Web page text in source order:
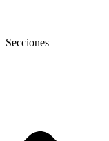
Secciones